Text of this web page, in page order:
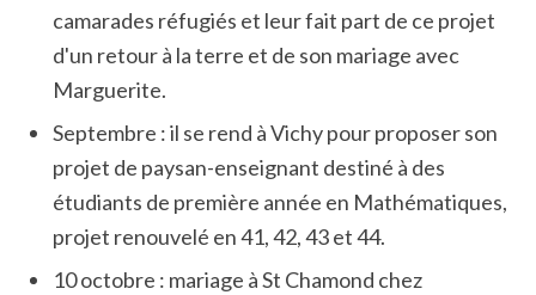
camarades réfugiés et leur fait part de ce projet
d'un retour à la terre et de son mariage avec
Marguerite.
Septembre : il se rend à Vichy pour proposer son
projet de paysan-enseignant destiné à des
étudiants de première année en Mathématiques,
projet renouvelé en 41, 42, 43 et 44.
10 octobre : mariage à St Chamond chez